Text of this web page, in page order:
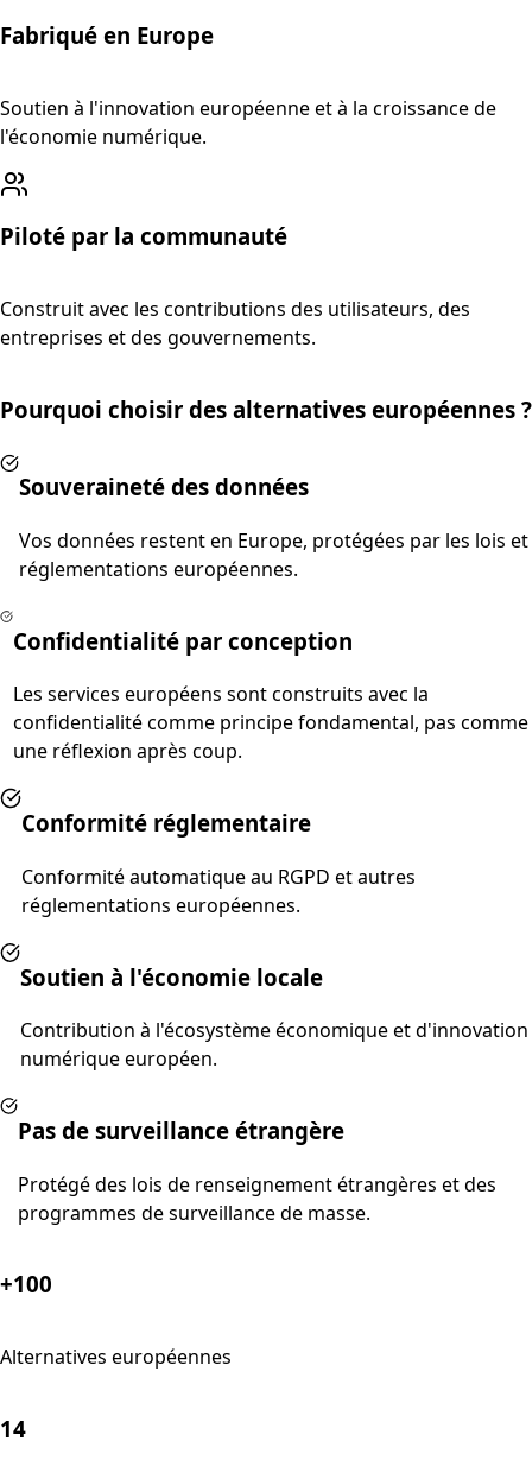
Fabriqué en Europe
Soutien à l'innovation européenne et à la croissance de
l'économie numérique.
Piloté par la communauté
Construit avec les contributions des utilisateurs, des
entreprises et des gouvernements.
Pourquoi choisir des alternatives européennes ?
Souveraineté des données
Vos données restent en Europe, protégées par les lois et
réglementations européennes.
Confidentialité par conception
Les services européens sont construits avec la
confidentialité comme principe fondamental, pas comme
une réflexion après coup.
Conformité réglementaire
Conformité automatique au RGPD et autres
réglementations européennes.
Soutien à l'économie locale
Contribution à l'écosystème économique et d'innovation
numérique européen.
Pas de surveillance étrangère
Protégé des lois de renseignement étrangères et des
programmes de surveillance de masse.
+100
Alternatives européennes
14